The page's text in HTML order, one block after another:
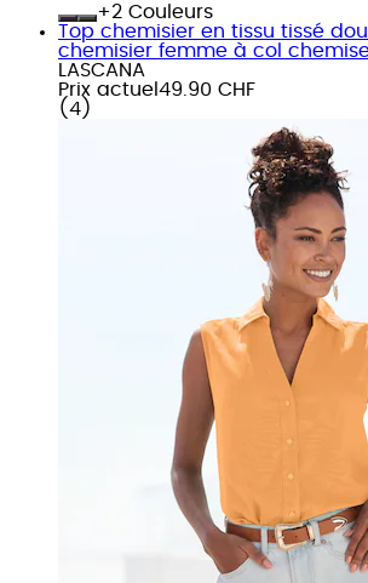
+
Couleurs
Top chemisier en tissu tissé
chemisier femme à col
LASCANA
Prix actuel 49.90 CHF
( 4 )